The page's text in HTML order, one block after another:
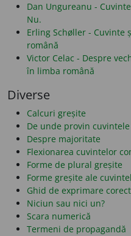
Dan Ungureanu -
Nu.
Erling Schøller - Cuvinte
română
Victor Celac - Despre
în limba română
Diverse
Calcuri greșite
De unde provin
Despre majoritate
Flexionarea cuvintelor
Forme de plural greșite
Forme greșite ale
Ghid de exprimare
Niciun sau nici un?
Scara numerică
Termeni de propagandă